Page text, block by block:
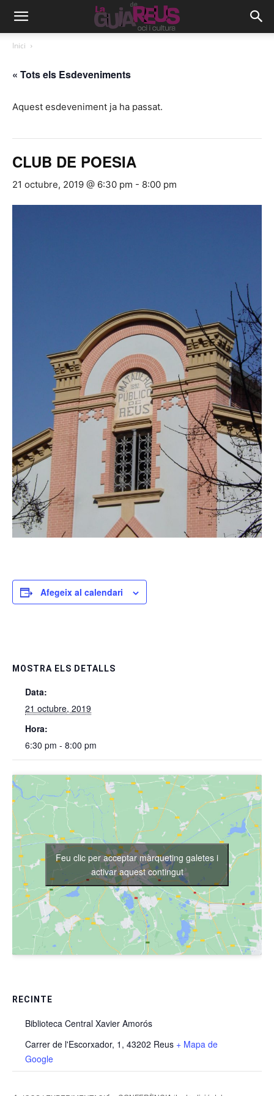
Inici
« Tots els Esdeveniments
Aquest esdeveniment ja ha passat.
CLUB DE POESIA
21 octubre, 2019 @ 6:30 pm - 8:00 pm
Afegeix al calendari
MOSTRA ELS DETALLS
Data:
21 octubre, 2019
Hora:
6:30 pm - 8:00 pm
RECINTE
Biblioteca Central Xavier Amorós
Carrer de l'Escorxador, 1, 43202 Reus + Mapa de
Google
Feu clic per acceptar màrqueting galetes i
activar aquest contingut